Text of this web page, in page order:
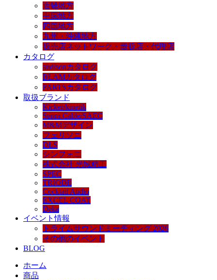
近畿地方
中国地方
四国地方
九州・沖縄地方
販売店ネットワーク・量販店・代理店
カタログ
audisonカタログ
BLAMカタログ
PARTSカタログ
取扱ブランド
Kicker/kinetik
Supra Cable/SAEC
M&Mデザイン
フェリソニ
DLS
シンフォニ
株式会社 光城精工
SPEC
TRIODE
Cocktail Audio
EXCEL COAT
Deka
イベント情報
トライムサウンドミーティング 2026
その他のイベント
BLOG
ホーム
商品